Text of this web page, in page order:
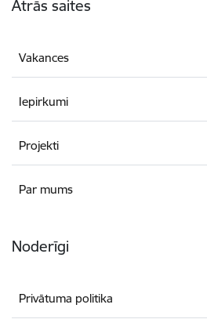
Ātrās saites
Vakances
Iepirkumi
Projekti
Par mums
Noderīgi
Privātuma politika